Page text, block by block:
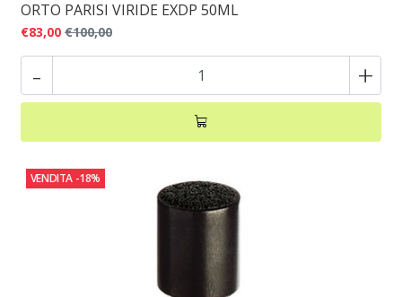
ORTO PARISI VIRIDE EXDP 50ML
€83,00 €100,00
- +
VENDITA -18%